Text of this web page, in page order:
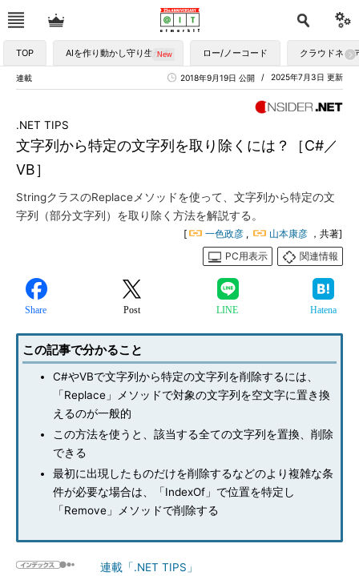
TOP AIを作り動かし守り生かす ロー/ノーコード クラウドネイ
連載 2025年7月3日 更新
2018年9月19日 公開
文字列から特定の文字列を取り除くには？［C#／
VB］
.NET TIPS
StringクラスのReplaceメソッドを使って、文字列から特定の文
字列（部分文字列）を取り除く方法を解説する。
[ 一色政彦 , 山本康彦 ，共著]
PC用表示
関連情報
Share Post LINE Hatena
この記事で分かること
C#やVBで文字列から特定の文字列を削除するには、
「Replace」メソッドで対象の文字列を空文字に置き換
えるのが一般的
この方法を使うと、該当する全ての文字列を置換、削除
できる
最初に出現したものだけを削除するなどのより複雑な条
件が必要な場合は、「IndexOf」で位置を特定し
「Remove」メソッドで削除する
連載「.NET TIPS」